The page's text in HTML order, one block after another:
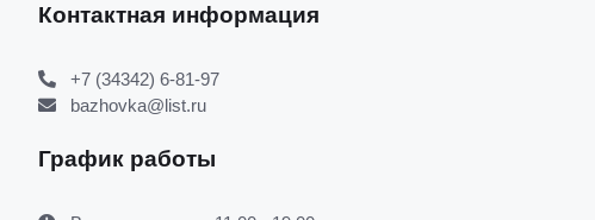
Контактная информация
+7 (34342) 6-81-97
bazhovka@list.ru
График работы